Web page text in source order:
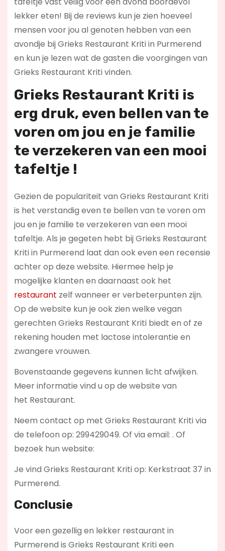
lekker eten! Bij de reviews kun je zien hoeveel
mensen voor jou al genoten hebben van een
avondje bij Grieks Restaurant Kriti in Purmerend
en kun je lezen wat de gasten die voorgingen van
Grieks Restaurant Kriti vinden.
Grieks Restaurant Kriti is
erg druk, even bellen van te
voren om jou en je familie
te verzekeren van een mooi
tafeltje !
Gezien de populariteit van Grieks Restaurant Kriti
is het verstandig even te bellen van te voren om
jou en je familie te verzekeren van een mooi
tafeltje. Als je gegeten hebt bij Grieks Restaurant
Kriti in Purmerend laat dan ook even een recensie
achter op deze website. Hiermee help je
mogelijke klanten en daarnaast ook het
restaurant zelf wanneer er verbeterpunten zijn.
Op de website kun je ook zien welke vegan
gerechten Grieks Restaurant Kriti biedt en of ze
rekening houden met lactose intolerantie en
zwangere vrouwen.
Bovenstaande gegevens kunnen licht afwijken.
Meer informatie vind u op de website van
het Restaurant.
Neem contact op met Grieks Restaurant Kriti via
de telefoon op: 299429049. Of via email: . Of
bezoek hun website:
Je vind Grieks Restaurant Kriti op: Kerkstraat 37 in
Purmerend.
Conclusie
Voor een gezellig en lekker restaurant in
Purmerend is Grieks Restaurant Kriti een